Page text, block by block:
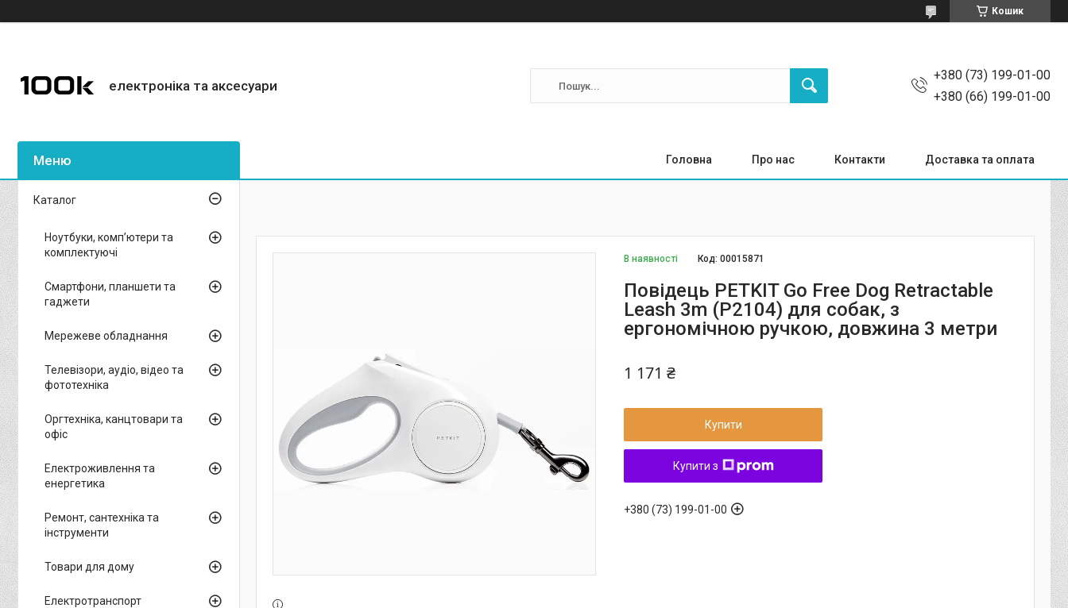
Кошик
електроніка та аксесуари
+380 (73) 199-01-00
+380 (66) 199-01-00
Головна Про нас Контакти Доставка та оплата
В наявності Код:00015871
Повідець PETKIT Go Free Dog Retractable
Leash 3m (P2104) для собак, з
ергономічною ручкою, довжина 3 метри
1 171 ₴
Купити
Купити з
+380 (73) 199-01-00
Каталог
Ноутбуки, комп’ютери та
комплектуючі
Смартфони, планшети та
гаджети
Мережеве обладнання
Телевізори, аудіо, відео та
фототехніка
Оргтехніка, канцтовари та
офіс
Електроживлення та
енергетика
Ремонт, сантехніка та
інструменти
Товари для дому
Електротранспорт